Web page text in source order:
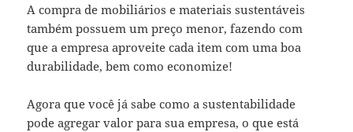
A compra de mobiliários e materiais sustentáveis
também possuem um preço menor, fazendo com
que a empresa aproveite cada item com uma boa
durabilidade, bem como economize!
Agora que você já sabe como a sustentabilidade
pode agregar valor para sua empresa, o que está